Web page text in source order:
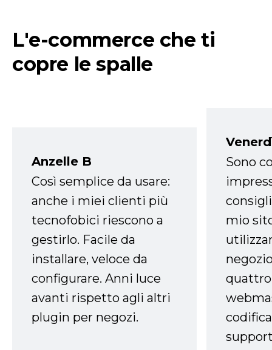
L'e-commerce che ti
copre le spalle
Anzelle B
Così semplice da usare:
anche i miei clienti più
tecnofobici riescono a
gestirlo. Facile da
installare, veloce da
configurare. Anni luce
avanti rispetto agli altri
plugin per negozi.
Sono
mio